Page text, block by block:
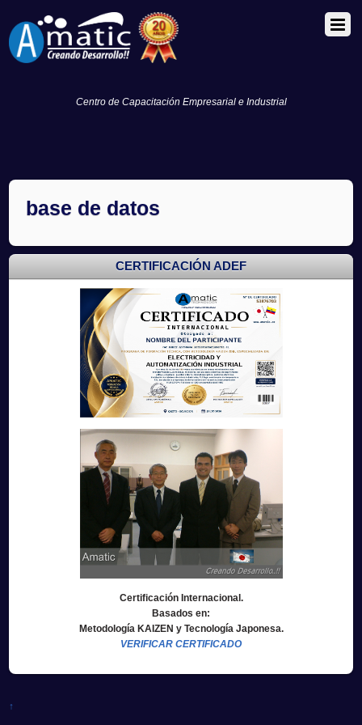
Centro de Capacitación Empresarial e Industrial
base de datos
CERTIFICACIÓN ADEF
Certificación Internacional.
Basados en:
Metodología KAIZEN y Tecnología Japonesa.
VERIFICAR CERTIFICADO
↑